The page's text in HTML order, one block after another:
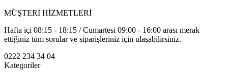
MÜŞTERİ HİZMETLERİ
Hafta içi 08:15 - 18:15 / Cumartesi 09:00 - 16:00 arası merak
ettiğiniz tüm sorular ve siparişleriniz için ulaşabilirsiniz.
0222 234 34 04
Kategoriler